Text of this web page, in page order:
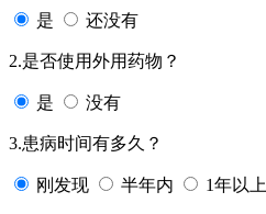
是 还没有
2.是否使用外用药物？
是 没有
3.患病时间有多久？
刚发现 半年内 1年以上